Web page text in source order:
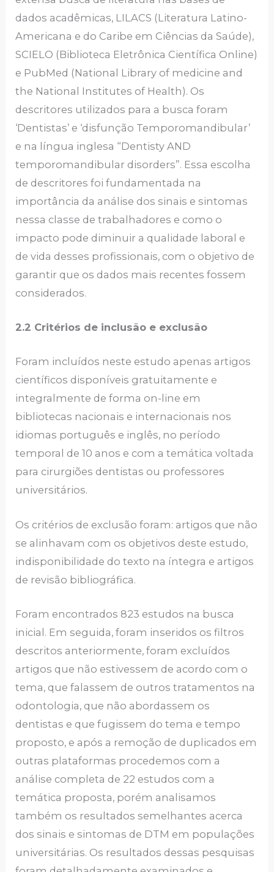
dados acadêmicas, LILACS (Literatura Latino-
Americana e do Caribe em Ciências da Saúde),
SCIELO (Biblioteca Eletrônica Científica Online)
e PubMed (National Library of medicine and
the National Institutes of Health). Os
descritores utilizados para a busca foram
‘Dentistas’ e ‘disfunção Temporomandibular’
e na língua inglesa “Dentisty AND
temporomandibular disorders”. Essa escolha
de descritores foi fundamentada na
importância da análise dos sinais e sintomas
nessa classe de trabalhadores e como o
impacto pode diminuir a qualidade laboral e
de vida desses profissionais, com o objetivo de
garantir que os dados mais recentes fossem
considerados.
2.2 Critérios de inclusão e exclusão
Foram incluídos neste estudo apenas artigos
científicos disponíveis gratuitamente e
integralmente de forma on-line em
bibliotecas nacionais e internacionais nos
idiomas português e inglês, no período
temporal de 10 anos e com a temática voltada
para cirurgiões dentistas ou professores
universitários.
Os critérios de exclusão foram: artigos que não
se alinhavam com os objetivos deste estudo,
indisponibilidade do texto na íntegra e artigos
de revisão bibliográfica.
Foram encontrados 823 estudos na busca
inicial. Em seguida, foram inseridos os filtros
descritos anteriormente, foram excluídos
artigos que não estivessem de acordo com o
tema, que falassem de outros tratamentos na
odontologia, que não abordassem os
dentistas e que fugissem do tema e tempo
proposto, e após a remoção de duplicados em
outras plataformas procedemos com a
análise completa de 22 estudos com a
temática proposta, porém analisamos
também os resultados semelhantes acerca
dos sinais e sintomas de DTM em populações
universitárias. Os resultados dessas pesquisas